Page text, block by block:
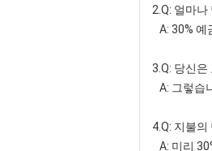
2.Q: 얼마
A: 30% 예
3.Q: 당신
A: 그렇습
4.Q: 지불
A: 미리